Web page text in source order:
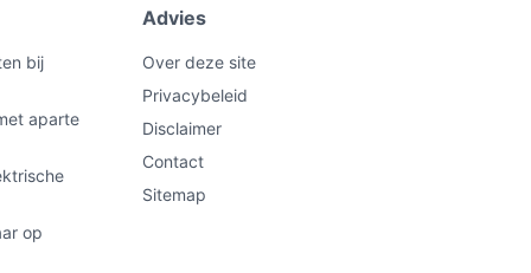
bij
aparte
op
Advies
Over deze site
Privacybeleid
Disclaimer
Contact
Sitemap